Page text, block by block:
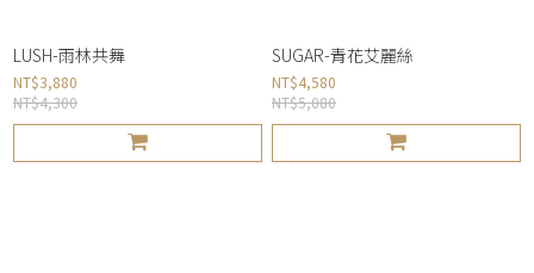
LUSH-雨林共舞
NT$3,880
NT$4,300
SUGAR-青花艾麗絲
NT$4,580
NT$5,080